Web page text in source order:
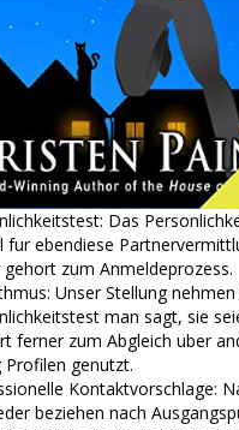
Das
fur ebendiese
zum Anmeldeprozess.
Unser Stellung
man sagt, sie
ferner zum Abgleich uber
Profilen genutzt.
Kontaktvorschlage:
beziehen nach